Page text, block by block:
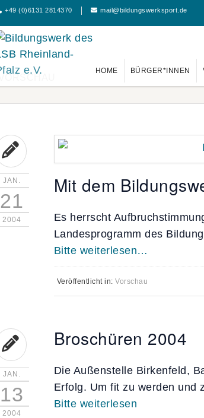
+49 (0)6131 2814370 mail@bildungswerksport.de
HOME BÜRGER*INNEN
JAN.
21
2004
Mit dem
Es herrscht
Landesprogramm des
Bitte weiterlesen…
Veröffentlicht in:Vorschau
JAN.
13
2004
Broschüren 2004
Die Außenstelle Birkenfeld,
Erfolg. Um fit zu werden und
Bitte weiterlesen